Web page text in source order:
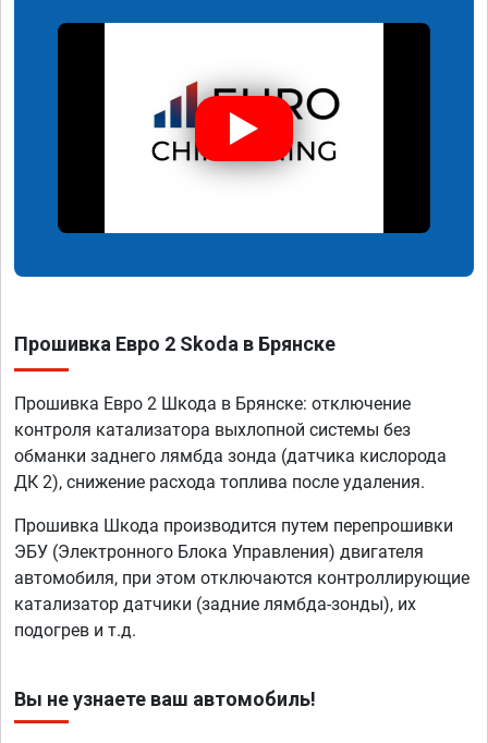
Прошивка Евро 2 Skoda в Брянске
Прошивка Евро 2 Шкода в Брянске: отключение
контроля катализатора выхлопной системы без
обманки заднего лямбда зонда (датчика кислорода
ДК 2), снижение расхода топлива после удаления.
Прошивка Шкода производится путем перепрошивки
ЭБУ (Электронного Блока Управления) двигателя
автомобиля, при этом отключаются контроллирующие
катализатор датчики (задние лямбда-зонды), их
подогрев и т.д.
Вы не узнаете ваш автомобиль!